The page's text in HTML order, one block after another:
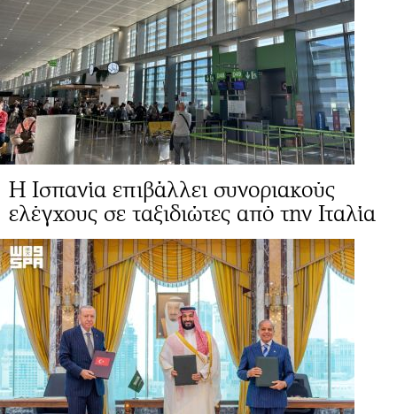
Η Ισπανία επιβάλλει συνοριακούς
ελέγχους σε ταξιδιώτες από την Ιταλία